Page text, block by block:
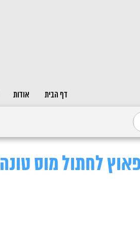
דף הבית
אודות
לחתול מוס טונה 80 גרם